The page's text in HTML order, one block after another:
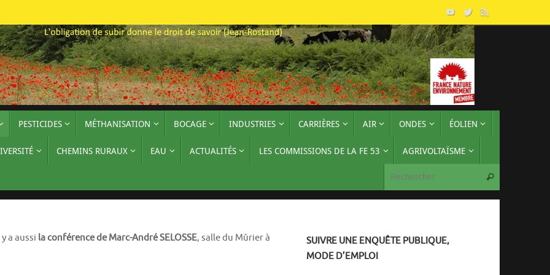
PESTICIDES MÉTHANISATION BOCAGE INDUSTRIES CARRIÈRES AIR ONDES ÉOLIEN
CHEMINS RURAUX EAU ACTUALITÉS LES COMMISSIONS DE LA FE 53
AGRIVOLTAÏSME
Rechercher
a aussi la conférence de Marc-André SELOSSE, salle du Mûrier à
SUIVRE UNE ENQUÊTE PUBLIQUE,
MODE D’EMPLOI